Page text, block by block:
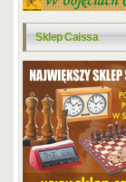
Sklep Caissa